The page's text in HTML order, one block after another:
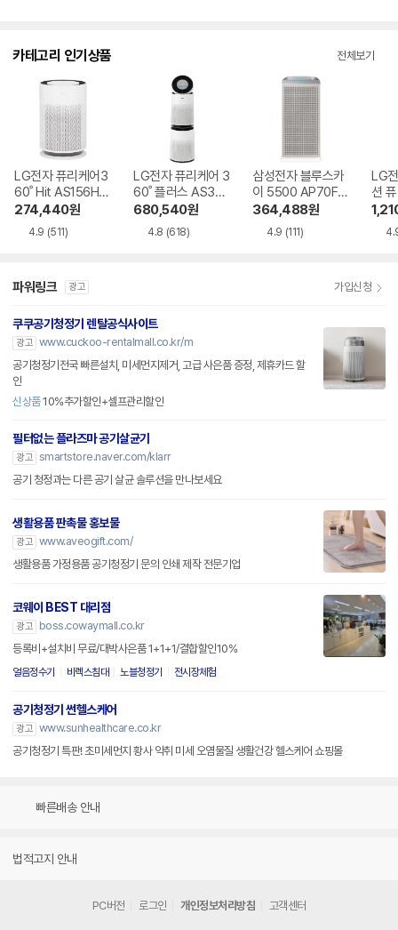
카테고리 인기상품 전체보기
LG전자 퓨리케어3
60˚ Hit AS156HW
WC
274,440원
4.9 (511)
LG전자 퓨리케어 3
60˚ 플러스 AS305
DWWA
680,540원
4.8 (618)
삼성전자 블루스카
이 5500 AP70F0
6103RTD
364,488원
4.9 (111)
LG
션
0˚
MA
파워링크 광고 가입신청
쿠쿠공기청정기 렌탈공식사이트
광고 www.cuckoo-rentalmall.co.kr/m
공기청정기전국 빠른설치, 미세먼지제거, 고급 사은품 증정, 제휴카드 할
인
신상품10%추가할인+셀프관리할인
필터없는 플라즈마 공기살균기
광고 smartstore.naver.com/klarr
공기 청정과는 다른 공기 살균 솔루션을 만나보세요
생활용품 판촉물 홍보물
광고 www.aveogift.com/
생활용품 가정용품 공기청정기 문의 인쇄 제작 전문기업
코웨이 BEST 대리점
광고
boss.cowaymall.co.kr
등록비+설치비 무료/대박사은품 1+1+1/결합할인10%
얼음정수기 비렉스침대 노블청정기 전시장체험
공기청정기 썬헬스케어
광고 www.sunhealthcare.co.kr
공기청정기 특판! 초미세먼지 황사 악취 미세 오염물질 생활건강 헬스케어 쇼핑몰
빠른배송 안내
법적고지 안내
PC버전 로그인 개인정보처리방침 고객센터